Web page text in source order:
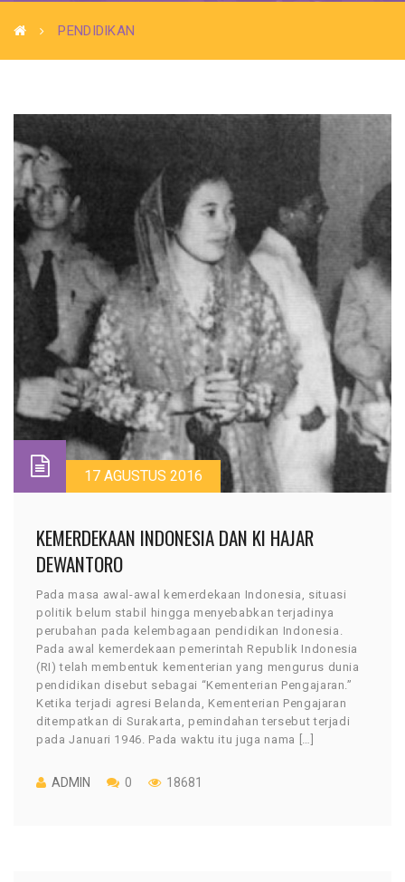
PENDIDIKAN
17 AGUSTUS 2016
KEMERDEKAAN INDONESIA DAN KI HAJAR
DEWANTORO
Pada masa awal-awal kemerdekaan Indonesia, situasi
politik belum stabil hingga menyebabkan terjadinya
perubahan pada kelembagaan pendidikan Indonesia.
Pada awal kemerdekaan pemerintah Republik Indonesia
(RI) telah membentuk kementerian yang mengurus dunia
pendidikan disebut sebagai “Kementerian Pengajaran.”
Ketika terjadi agresi Belanda, Kementerian Pengajaran
ditempatkan di Surakarta, pemindahan tersebut terjadi
pada Januari 1946. Pada waktu itu juga nama […]
ADMIN 0 18681